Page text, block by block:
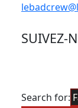
SUIVEZ-
Search for: